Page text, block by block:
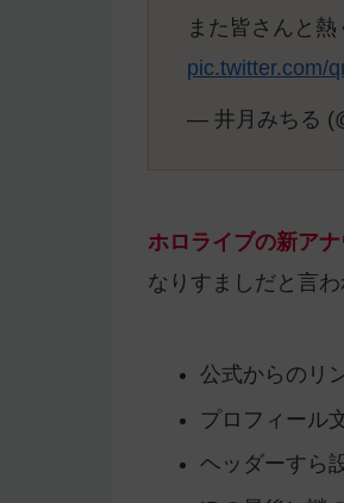
また皆さんと
pic.twitter.com/
— 井月みちる
ホロライブの新ア
なりすましだと言
公式からのリ
プロフィール
ヘッダーすら